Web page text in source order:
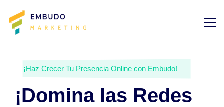
¡Haz Crecer Tu Presencia Online con Embudo!
¡Domina las Redes